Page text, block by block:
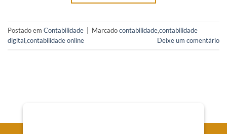
Postado em Contabilidade Marcadocontabilidade,contabilidade
digital,contabilidade online Deixe um comentário